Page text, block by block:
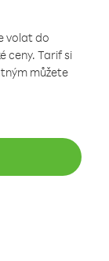
volat do
ceny. Tarif si
můžete